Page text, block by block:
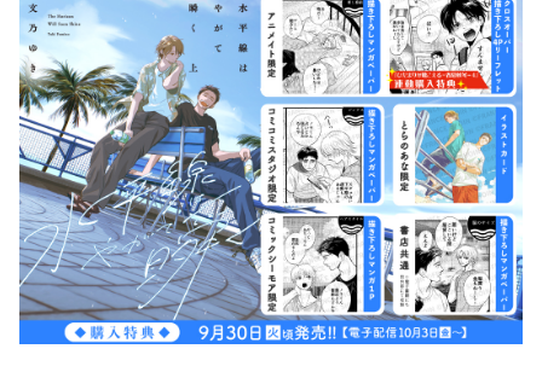
「お前ってお人好しなの？それともただのバカ？」
ある夏の日、道端で倒れている謎の青年を
学生寮の自室に運び込んだお人好しの高校生・快晴。
名前も素性も明かさない彼は「ノラ」と名付けられ、
快晴の部屋に居座ることになった。
ノラに関わるうちに見えてくるのは、
家出してきた理由であろう彼が背負うワケアリの"何か"。